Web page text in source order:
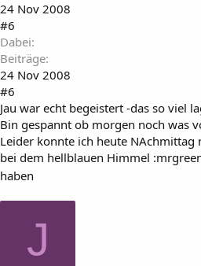
24 Nov 2008
#6
Dabei
Beiträge
24 Nov 2008
#6
Jau war echt begeistert -das so viel
Bin gespannt ob morgen noch was
Leider konnte ich heute NAchmittag
bei dem hellblauen Himmel
haben
J